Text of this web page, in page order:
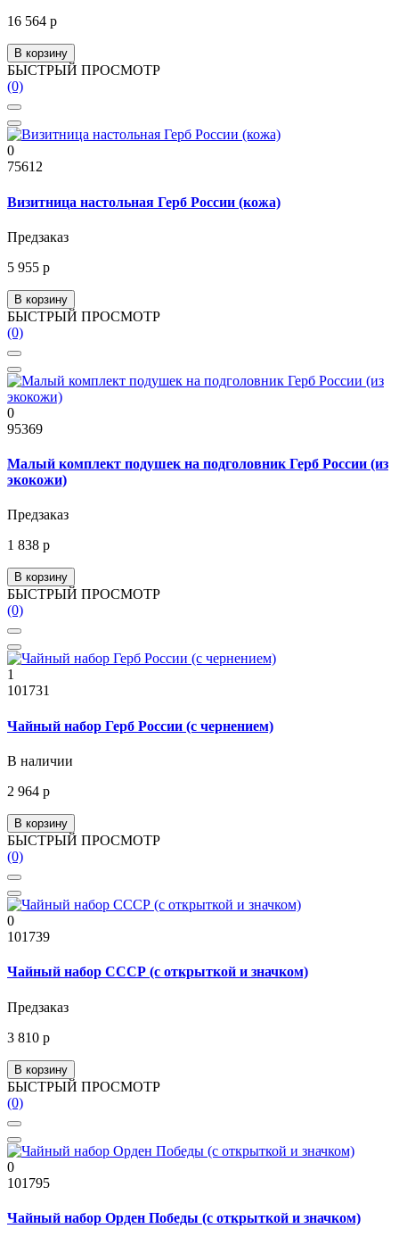
16 564 р
В корзину
БЫСТРЫЙ ПРОСМОТР
(0)
0
75612
Визитница настольная Герб России (кожа)
Предзаказ
5 955 р
В корзину
БЫСТРЫЙ ПРОСМОТР
(0)
0
95369
Малый комплект подушек на подголовник Герб России (из
экокожи)
Предзаказ
1 838 р
В корзину
БЫСТРЫЙ ПРОСМОТР
(0)
1
101731
Чайный набор Герб России (с чернением)
В наличии
2 964 р
В корзину
БЫСТРЫЙ ПРОСМОТР
(0)
0
101739
Чайный набор СССР (с открыткой и значком)
Предзаказ
3 810 р
В корзину
БЫСТРЫЙ ПРОСМОТР
(0)
0
101795
Чайный набор Орден Победы (с открыткой и значком)